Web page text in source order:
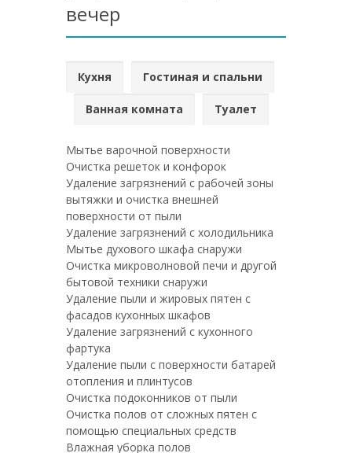
вечер
Кухня Гостиная и спальни
Ванная комната Туалет
Мытье варочной поверхности
Очистка решеток и конфорок
Удаление загрязнений с рабочей зоны
вытяжки и очистка внешней
поверхности от пыли
Удаление загрязнений с холодильника
Мытье духового шкафа снаружи
Очистка микроволновой печи и другой
бытовой техники снаружи
Удаление пыли и жировых пятен с
фасадов кухонных шкафов
Удаление загрязнений с кухонного
фартука
Удаление пыли с поверхности батарей
отопления и плинтусов
Очистка подоконников от пыли
Очистка полов от сложных пятен с
помощью специальных средств
Влажная уборка полов